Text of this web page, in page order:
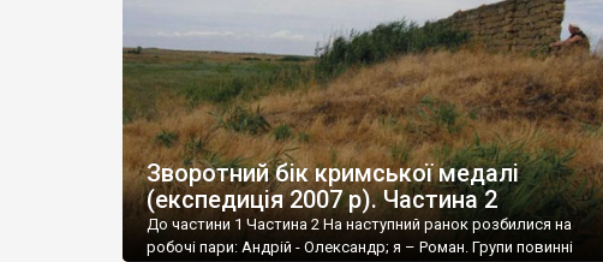
Зворотний бік кримської медалі
(експедиція 2007 р). Частина 2
До частини 1 Частина 2 На наступний ранок розбилися на
робочі пари: Андрій - Олександр; я – Роман. Групи повинні